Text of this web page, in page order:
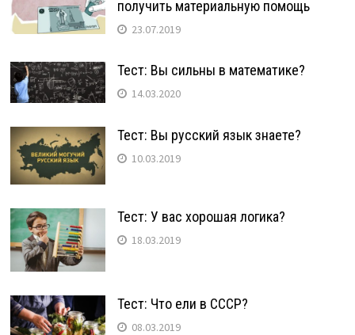
получить материальную помощь
23.07.2019
Тест: Вы сильны в математике?
14.03.2020
Тест: Вы русский язык знаете?
10.03.2019
Тест: У вас хорошая логика?
18.03.2019
Тест: Что ели в СССР?
08.03.2019